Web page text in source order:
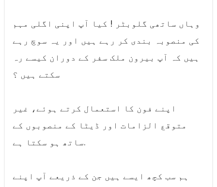
وہاں ساتھی گلوبٹر ! کیا آپ اپنی اگلی مہم
کی منصوبہ بندی کر رہے ہیں اور یہ سوچ رہے
ہیں کہ آپ بیرون ملک سفر کے دوران کیسے رہ
سکتے ہیں ؟
اپنے فون کا استعمال کرتے ہوئے، غیر
متوقع الزامات اور ڈیٹا کے منصوبوں کے
ساتھ ہو سکتا ہے.
ہم سب کچھ ایسے ہیں جن کے ذریعے آپ اپنے